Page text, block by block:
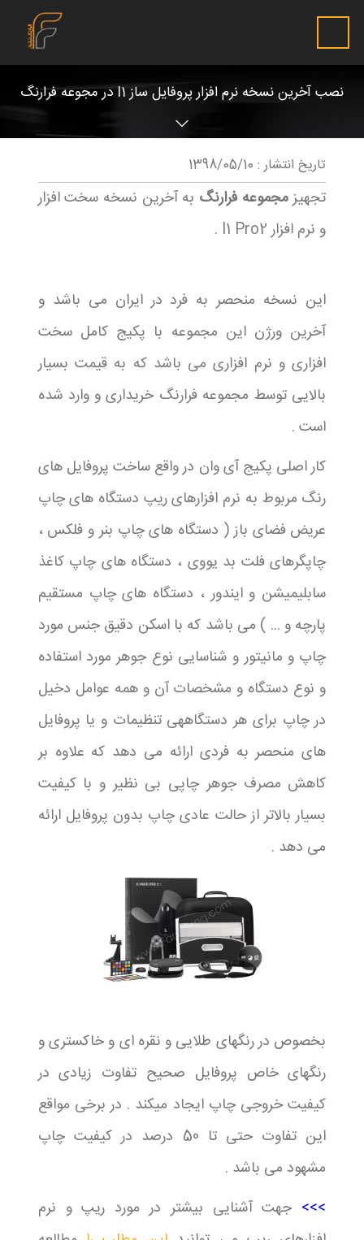
نصب آخرین نسخه نرم افزار پروفایل ساز I1 در مجوعه فرارنگ
تاریخ انتشار : 1398/05/10
تجهیزمجموعه فرارنگ به آخرین نسخه سخت افزار
و نرم افزار I1 Pro2 .
این نسخه منحصر به فرد در ایران می باشد و
آخرین ورژن این مجموعه با پکیج کامل سخت
افزاری و نرم افزاری می باشد که به قیمت بسیار
بالایی توسط مجموعه فرارنگ خریداری و وارد شده
است .
کار اصلی پکیج آی وان در واقع ساخت پروفایل های
رنگ مربوط به نرم افزارهای ریپ دستگاه های چاپ
عریض فضای باز ( دستگاه های چاپ بنر و فلکس ،
چاپگرهای فلت بد یووی ، دستگاه های چاپ کاغذ
سابلیمیشن و ایندور ، دستگاه های چاپ مستقیم
پارچه و ... ) می باشد که با اسکن دقیق جنس مورد
چاپ و مانیتور و شناسایی نوع جوهر مورد استفاده
و نوع دستگاه و مشخصات آن و همه عوامل دخیل
در چاپ برای هر دستگاههی تنظیمات و یا پروفایل
های منحصر به فردی ارائه می دهد که علاوه بر
کاهش مصرف جوهر چاپی بی نظیر و با کیفیت
بسیار بالاتر از حالت عادی چاپ بدون پروفایل ارائه
می دهد .
بخصوص در رنگهای طلایی و نقره ای و خاکستری و
رنگهای خاص پروفایل صحیح تفاوت زیادی در
کیفیت خروجی چاپ ایجاد میکند . در برخی مواقع
این تفاوت حتی تا 50 درصد در کیفیت چاپ
مشهود می باشد .
>>> جهت آشنایی بیشتر در مورد ریپ و نرم